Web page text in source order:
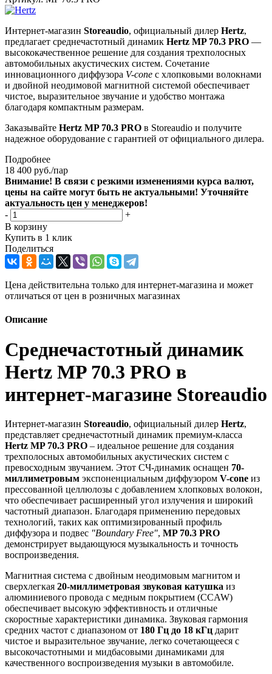
Интернет-магазин Storeaudio, официальный дилер Hertz,
предлагает среднечастотный динамик Hertz MP 70.3 PRO —
высококачественное решение для создания трехполосных
автомобильных акустических систем. Сочетание
инновационного диффузора V-cone с хлопковыми волокнами
и двойной неодимовой магнитной системой обеспечивает
чистое, выразительное звучание и удобство монтажа
благодаря компактным размерам.
Заказывайте Hertz MP 70.3 PRO в Storeaudio и получите
надежное оборудование с гарантией от официального дилера.
Подробнее
18 400 руб./пар
Внимание! В связи с резкими изменениями курса валют,
цены на сайте могут быть не актуальными! Уточняйте
актуальность цен у менеджеров!
-
+
В корзину
Купить в 1 клик
Поделиться
Цена действительна только для интернет-магазина и может
отличаться от цен в розничных магазинах
Описание
Среднечастотный динамик
Hertz MP 70.3 PRO в
интернет-магазине Storeaudio
Интернет-магазин Storeaudio, официальный дилер Hertz,
представляет среднечастотный динамик премиум-класса
Hertz MP 70.3 PRO – идеальное решение для создания
трехполосных автомобильных акустических систем с
превосходным звучанием. Этот СЧ-динамик оснащен 70-
миллиметровым экспоненциальным диффузором V-cone из
прессованной целлюлозы с добавлением хлопковых волокон,
что обеспечивает расширенный угол излучения и широкий
частотный диапазон. Благодаря применению передовых
технологий, таких как оптимизированный профиль
диффузора и подвес "Boundary Free", MP 70.3 PRO
демонстрирует выдающуюся музыкальность и точность
воспроизведения.
Магнитная система с двойным неодимовым магнитом и
сверхлегкая 20-миллиметровая звуковая катушка из
алюминиевого провода с медным покрытием (CCAW)
обеспечивает высокую эффективность и отличные
скоростные характеристики динамика. Звуковая гармония
средних частот с диапазоном от 180 Гц до 18 кГц дарит
чистое и выразительное звучание, легко сочетающееся с
высокочастотными и мидбасовыми динамиками для
качественного воспроизведения музыки в автомобиле.